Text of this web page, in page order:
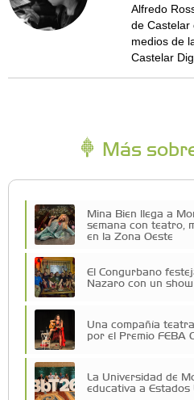
Alfredo
de Castelar
medios de
Castelar
Más
Mina Bien llega a
semana con teatro,
en la Zona Oeste
El Congurbano
Nazaro con un
Una compañía
por el Premio FEBA
La Universidad de
educativa a Estados